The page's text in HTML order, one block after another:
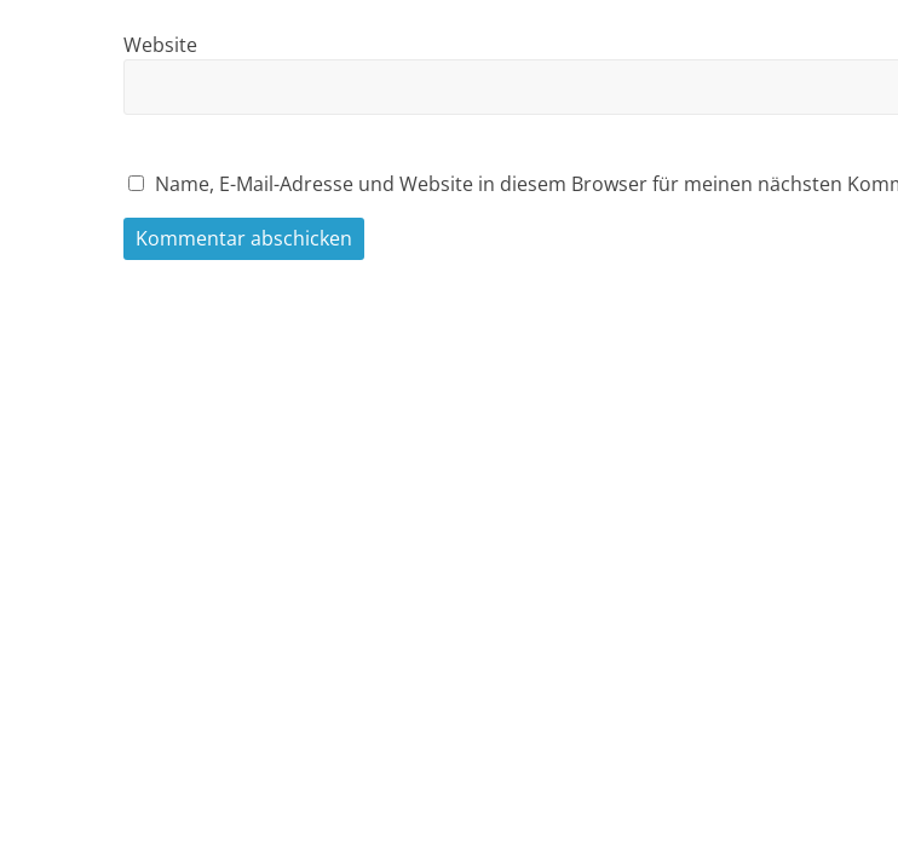
Website
Name, E-Mail-Adresse und Website in diesem Browser für meinen nächsten